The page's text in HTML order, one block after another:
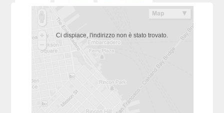
Ci dispiace, l'indirizzo non è stato trovato.